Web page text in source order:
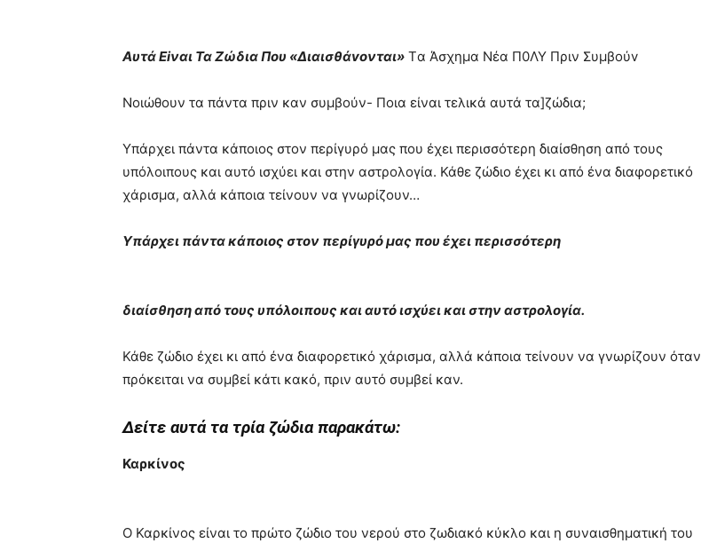
Aυτά Εiναι Τα Ζώδια Πoυ «Διαισθάvονται» Tα Άσχημα Nέα Π0ΛΥ Πριν Συμβoύv
Νοιώθουν τα πάντα πριν καν συμβούν- Ποια είναι τελικά αυτά τα]ζώδια;
Υπάρχει πάντα κάποιος στον περίγυρό μας που έχει περισσότερη διαίσθηση από τους
υπόλοιπους και αυτό ισχύει και στην αστρολογία. Κάθε ζώδιο έχει κι από ένα διαφορετικό
χάρισμα, αλλά κάποια τείνουν να γνωρίζουν…
Υπάρχει πάντα κάποιος στον περίγυρό μας που έχει περισσότερη
διαίσθηση από τους υπόλοιπους και αυτό ισχύει και στην αστρολογία.
Κάθε ζώδιο έχει κι από ένα διαφορετικό χάρισμα, αλλά κάποια τείνουν να γνωρίζουν όταν
πρόκειται να συμβεί κάτι κακό, πριν αυτό συμβεί καν.
Δείτε αυτά τα τρία ζώδια παρακάτω:
Καρκίνος
Ο Καρκίνος είναι το πρώτο ζώδιο του νερού στο ζωδιακό κύκλο και η συναισθηματική του